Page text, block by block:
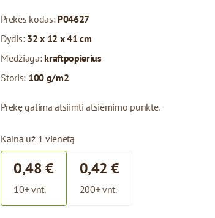
Prekės kodas: P04627
Dydis: 32 x 12 x 41 cm
Medžiaga: kraftpopierius
Storis: 100 g/m2
Prekę galima atsiimti atsiėmimo punkte.
Kaina už 1 vienetą
0,48 €
10+ vnt.
0,42 €
200+ vnt.